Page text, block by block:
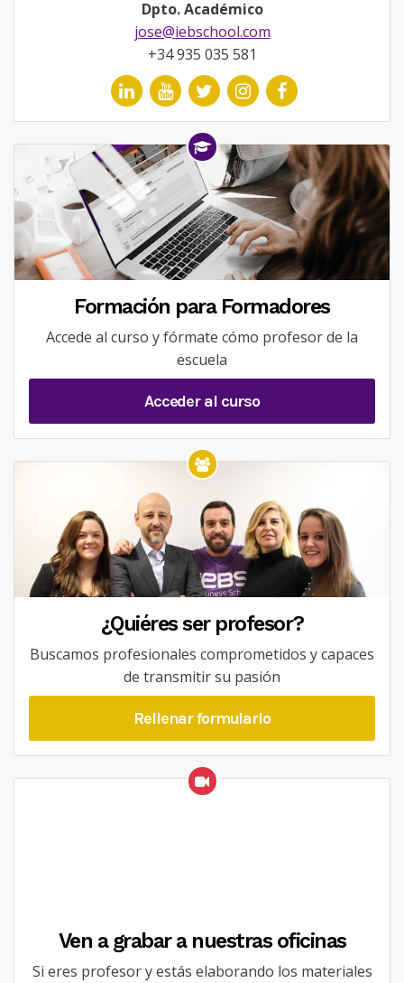
Dpto. Académico
jose@iebschool.com
+34 935 035 581
Formación para Formadores
Accede al curso y fórmate cómo profesor de la
escuela
Acceder al curso
¿Quiéres ser profesor?
Buscamos profesionales comprometidos y capaces
de transmitir su pasión
Rellenar formulario
Ven a grabar a nuestras oficinas
Si eres profesor y estás elaborando los materiales